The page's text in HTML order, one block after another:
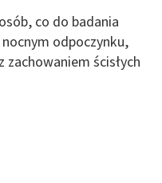
co do badania
odpoczynku,
ścisłych